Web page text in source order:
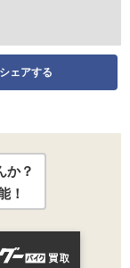
シェアする
か？
！